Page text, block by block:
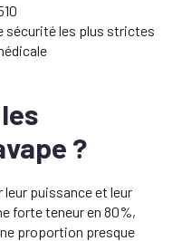
sécurité les plus strictes
?
puissance et leur
forte teneur en 80%,
proportion presque